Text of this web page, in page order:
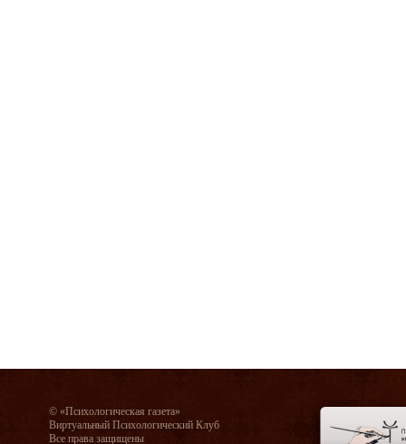
© «Психологическая газета»
Виртуальный Психологический Клуб
Все права защищены